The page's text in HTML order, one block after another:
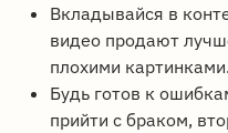
Вкладывайся в
видео продают
плохими картинками.
Будь готов к
прийти с браком,